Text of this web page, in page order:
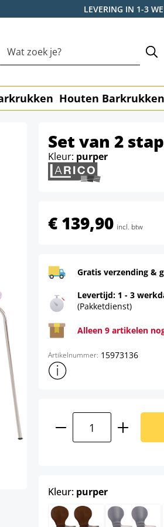
LEVERING IN 1-3
Houten Barkrukken
Set van 2
Kleur: purper
€ 139,90 incl. btw
Gratis verzending &
Levertijd: 1 - 3
(Pakketdienst)
Alleen 9 artikelen
Artikelnummer: 15973136
Toon meer productinformatie
Kleur: purperselect